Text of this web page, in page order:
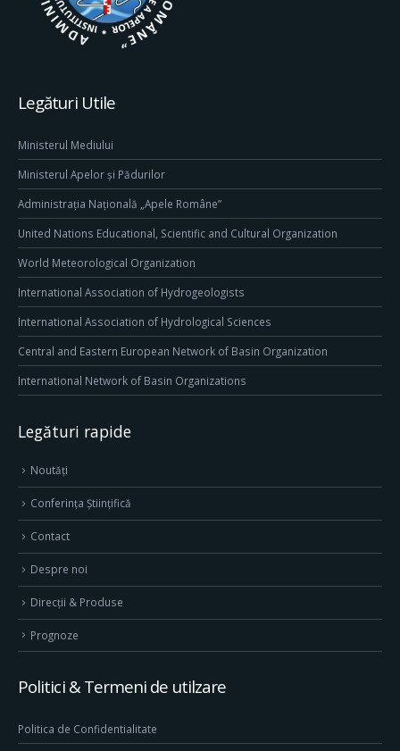
Legături Utile
Ministerul Mediului
Ministerul Apelor și Pădurilor
Administrația Națională „Apele Române”
United Nations Educational, Scientific and Cultural Organization
World Meteorological Organization
International Association of Hydrogeologists
International Association of Hydrological Sciences
Central and Eastern European Network of Basin Organization
International Network of Basin Organizations
Legături rapide
Noutăți
Conferința Științifică
Contact
Despre noi
Direcţii & Produse
Prognoze
Politici & Termeni de utilzare
Politica de Confidentialitate